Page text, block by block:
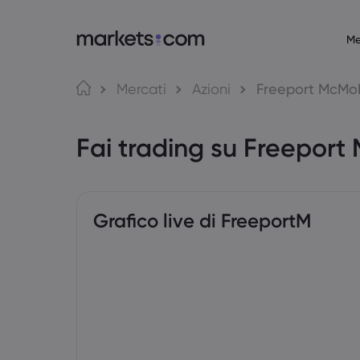
MT4
Informazioni su Markets.com
Offerta Globale
Il nostro gruppo
Mercati Azioni Freeport
Fai trading su Freeport
Grafico live di FreeportM